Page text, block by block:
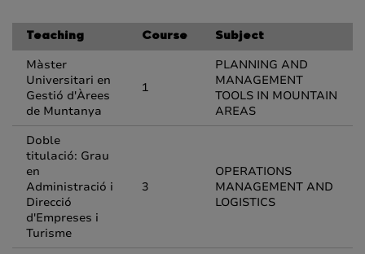
Teaching Course Subject
Màster
Universitari en
Gestió d'Àrees
de Muntanya
1
PLANNING AND
MANAGEMENT
TOOLS IN MOUNTAIN
AREAS
Doble
titulació: Grau
en
Administració i
Direcció
d'Empreses i
Turisme
3
OPERATIONS
MANAGEMENT AND
LOGISTICS